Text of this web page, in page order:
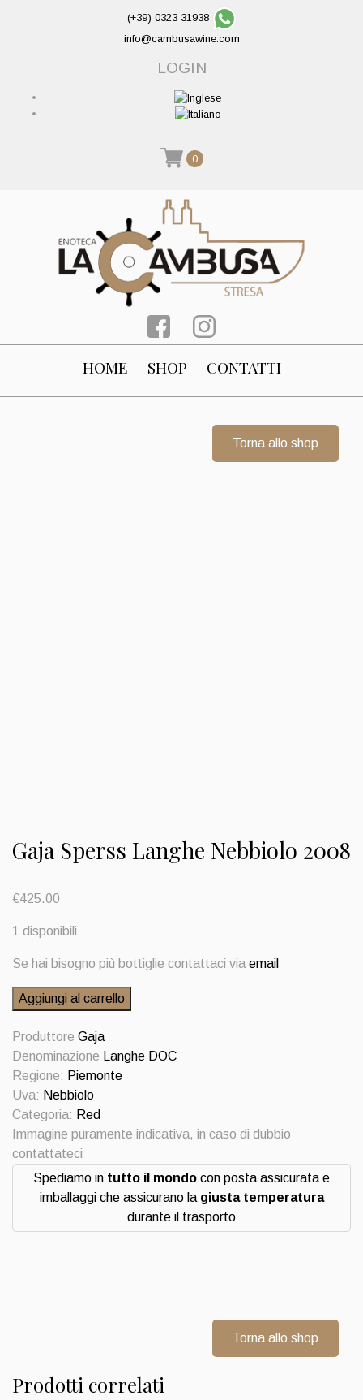
(+39) 0323 31938
info@cambusawine.com
LOGIN
0
HOME SHOP CONTATTI
Torna allo shop
Gaja Sperss Langhe Nebbiolo 2008
€425.00
1 disponibili
Se hai bisogno più bottiglie contattaci via email
Gaja
Sperss
Langhe
Nebbiolo
2008
quantità
Aggiungi al carrello
Produttore Gaja
Denominazione Langhe DOC
Regione: Piemonte
Uva: Nebbiolo
Categoria: Red
Immagine puramente indicativa, in caso di dubbio
contattateci
Spediamo in tutto il mondo con posta assicurata e
imballaggi che assicurano la giusta temperatura
durante il trasporto
Torna allo shop
Prodotti correlati